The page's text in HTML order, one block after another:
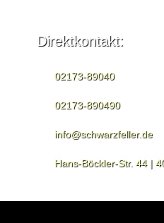
Direktkontakt:
02173-89040
02173-890490
info@schwarzfeller.de
Hans-Böckler-Str. 44 |